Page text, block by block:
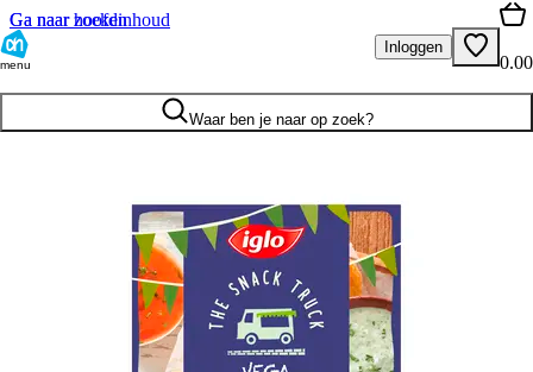
Ga naar hoofdinhoud
Ga naar zoeken
menu
Inloggen
0.00
Waar ben je naar op zoek?